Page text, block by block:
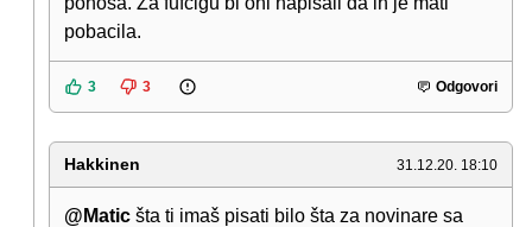
pobacila.
3 3 Odgovori
Hakkinen 31.12.20. 18:10
@Matic šta ti imaš pisati bilo šta za novinare sa